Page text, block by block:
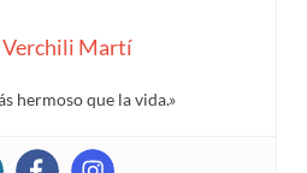
Martí
hermoso que la vida.»